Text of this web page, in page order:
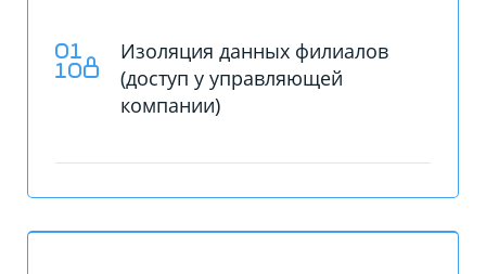
Изоляция данных филиалов
(доступ у управляющей
компании)